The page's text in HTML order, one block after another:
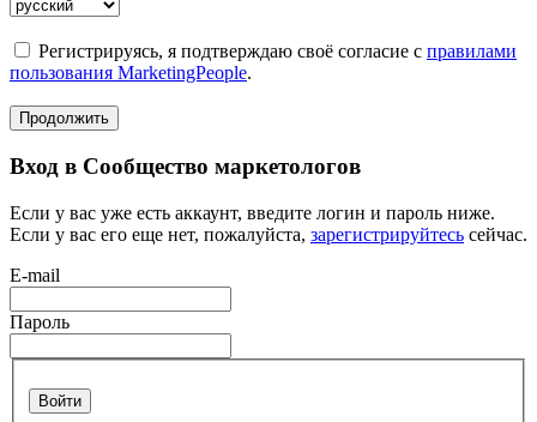
Регистрируясь, я подтверждаю своё согласие с правилами
пользования MarketingPeople.
Продолжить
Вход в Сообщество маркетологов
Если у вас уже есть аккаунт, введите логин и пароль ниже.
Если у вас его еще нет, пожалуйста, зарегистрируйтесь сейчас.
E-mail
Пароль
Войти